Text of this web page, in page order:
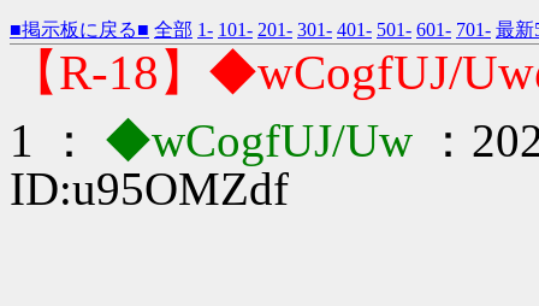
■掲示板に戻る■ 全部 1- 101- 201- 301- 401- 501- 601- 701- 最新
【R-18】◆wCogfUJ/
1 ： ◆wCogfUJ/Uw
：
ID:u95OMZdf